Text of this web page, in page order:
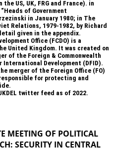
US, UK, FRG and France). in
of Government
in January 1980; in The
Relations, 1979-1982, by Richard
given in the appendix.
Office (FCDO) is a
United Kingdom. It was created on
of the Foreign & Commonwealth
International Development (DFID).
merger of the Foreign Office (FO)
for protecting and
twitter feed as of 2022.
MEETING OF POLITICAL
SECURITY IN CENTRAL